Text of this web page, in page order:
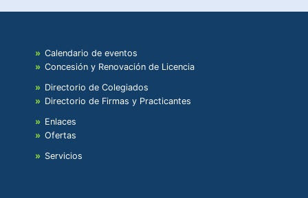
Calendario de eventos
Concesión y Renovación de Licencia
Directorio de Colegiados
Directorio de Firmas y Practicantes
Enlaces
Ofertas
Servicios